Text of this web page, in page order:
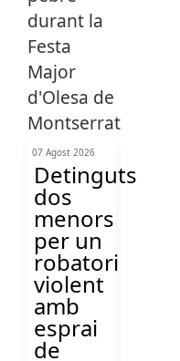
07 Agost 2026
Detinguts
dos
menors
per un
robatori
violent
amb
esprai
de